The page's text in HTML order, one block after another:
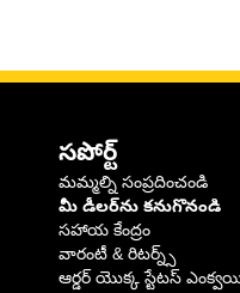
సపోర్ట్
మమ్మల్ని సంప్రదించండి
మీ డీలర్‌ను కనుగొనండి
సహాయ కేంద్రం
వారంటీ & రిటర్న్స్
ఆర్డర్ యొక్క స్టేటస్